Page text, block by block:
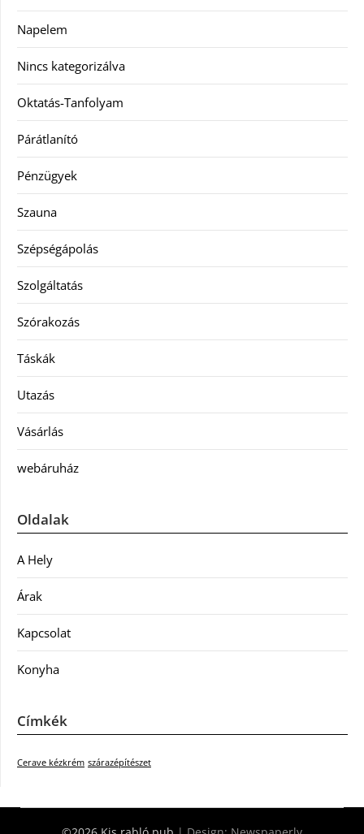
Napelem
Nincs kategorizálva
Oktatás-Tanfolyam
Párátlanító
Pénzügyek
Szauna
Szépségápolás
Szolgáltatás
Szórakozás
Táskák
Utazás
Vásárlás
webáruház
Oldalak
A Hely
Árak
Kapcsolat
Konyha
Címkék
Cerave kézkrém szárazépítészet